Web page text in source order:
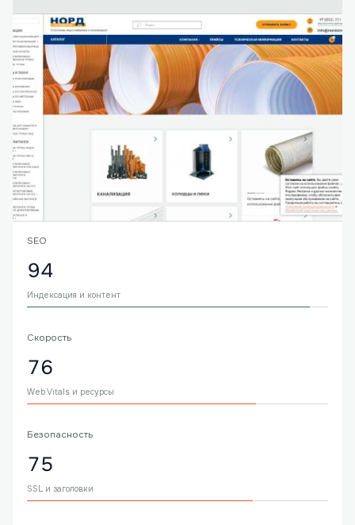
SEO
94
Индексация и контент
Скорость
76
Web Vitals и ресурсы
Безопасность
75
SSL и заголовки